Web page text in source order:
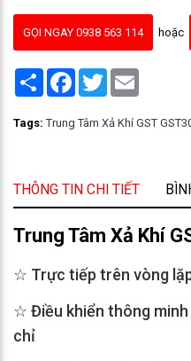
GỌI NGAY 0938 563 114 hoặc
Share Facebook
Twitter
Tags: Trung Tâm Xả Khí GST
THÔNG TIN CHI TIẾT
Trung Tâm Xả Khí
☆ Trực tiếp trên vòng
☆ Điều khiển thông
chỉ